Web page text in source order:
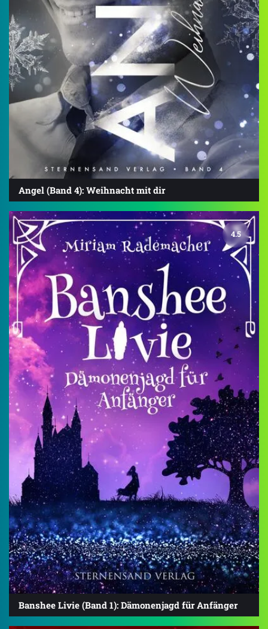
Angel (Band 4): Weihnacht mit dir
4.5
Banshee Livie (Band 1): Dämonenjagd für Anfänger